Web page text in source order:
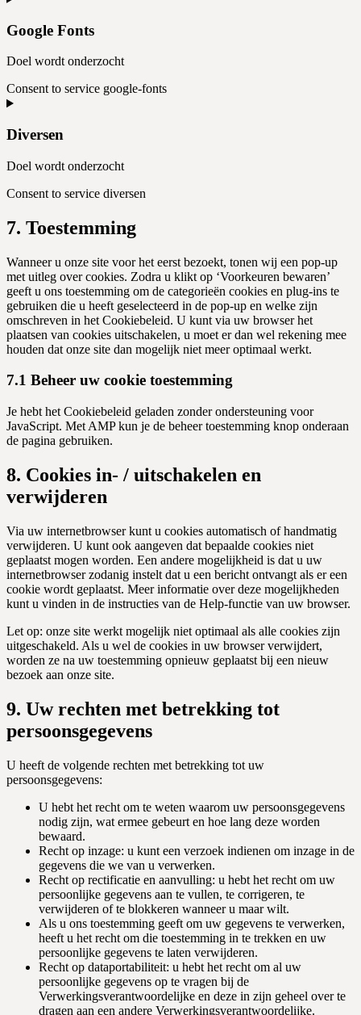
Google Fonts
Doel wordt onderzocht
Consent to service google-fonts
Diversen
Doel wordt onderzocht
Consent to service diversen
7. Toestemming
Wanneer u onze site voor het eerst bezoekt, tonen wij een pop-up
met uitleg over cookies. Zodra u klikt op ‘Voorkeuren bewaren’
geeft u ons toestemming om de categorieën cookies en plug-ins te
gebruiken die u heeft geselecteerd in de pop-up en welke zijn
omschreven in het Cookiebeleid. U kunt via uw browser het
plaatsen van cookies uitschakelen, u moet er dan wel rekening mee
houden dat onze site dan mogelijk niet meer optimaal werkt.
7.1 Beheer uw cookie toestemming
Je hebt het Cookiebeleid geladen zonder ondersteuning voor
JavaScript. Met AMP kun je de beheer toestemming knop onderaan
de pagina gebruiken.
8. Cookies in- / uitschakelen en
verwijderen
Via uw internetbrowser kunt u cookies automatisch of handmatig
verwijderen. U kunt ook aangeven dat bepaalde cookies niet
geplaatst mogen worden. Een andere mogelijkheid is dat u uw
internetbrowser zodanig instelt dat u een bericht ontvangt als er een
cookie wordt geplaatst. Meer informatie over deze mogelijkheden
kunt u vinden in de instructies van de Help-functie van uw browser.
Let op: onze site werkt mogelijk niet optimaal als alle cookies zijn
uitgeschakeld. Als u wel de cookies in uw browser verwijdert,
worden ze na uw toestemming opnieuw geplaatst bij een nieuw
bezoek aan onze site.
9. Uw rechten met betrekking tot
persoonsgegevens
U heeft de volgende rechten met betrekking tot uw
persoonsgegevens:
U hebt het recht om te weten waarom uw persoonsgegevens
nodig zijn, wat ermee gebeurt en hoe lang deze worden
bewaard.
Recht op inzage: u kunt een verzoek indienen om inzage in de
gegevens die we van u verwerken.
Recht op rectificatie en aanvulling: u hebt het recht om uw
persoonlijke gegevens aan te vullen, te corrigeren, te
verwijderen of te blokkeren wanneer u maar wilt.
Als u ons toestemming geeft om uw gegevens te verwerken,
heeft u het recht om die toestemming in te trekken en uw
persoonlijke gegevens te laten verwijderen.
Recht op dataportabiliteit: u hebt het recht om al uw
persoonlijke gegevens op te vragen bij de
Verwerkingsverantwoordelijke en deze in zijn geheel over te
dragen aan een andere Verwerkingsverantwoordelijke.